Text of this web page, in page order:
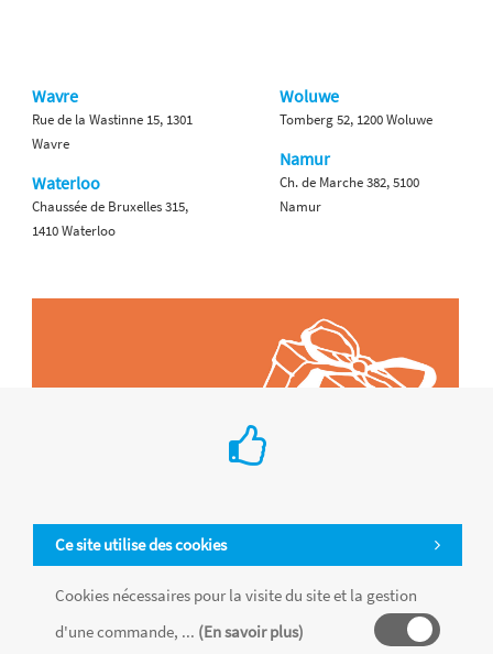
Ce site utilise des cookies
Cookies nécessaires pour la visite du site et la gestion
d'une commande, ... (En savoir plus)
Wavre
Rue de la Wastinne 15, 1301
Wavre
Waterloo
Chaussée de Bruxelles 315,
1410 Waterloo
Woluwe
Tomberg 52, 1200 Woluwe
Namur
Ch. de Marche 382, 5100
Namur